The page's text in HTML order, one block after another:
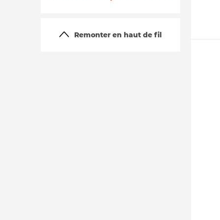
Remonter en haut de fil